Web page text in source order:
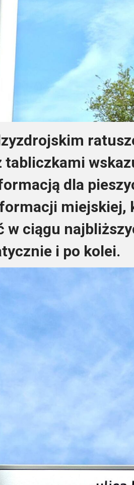
tabliczkami
dla
miejskiej,
w ciągu
i po kolei.